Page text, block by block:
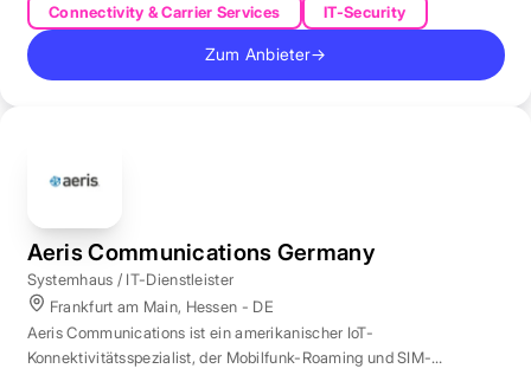
Connectivity & Carrier Services
IT-Security
Zum Anbieter→
Aeris Communications Germany
Systemhaus / IT-Dienstleister
Frankfurt am Main, Hessen - DE
Aeris Communications ist ein amerikanischer IoT-
Konnektivitätsspezialist, der Mobilfunk-Roaming und SIM-